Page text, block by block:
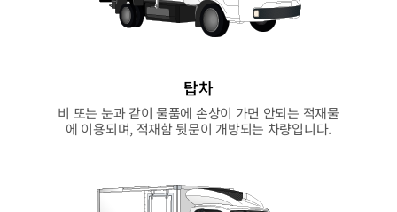
탑차
비 또는 눈과 같이 물품에 손상이 가면 안되는 적재물
에 이용되며, 적재함 뒷문이 개방되는 차량입니다.